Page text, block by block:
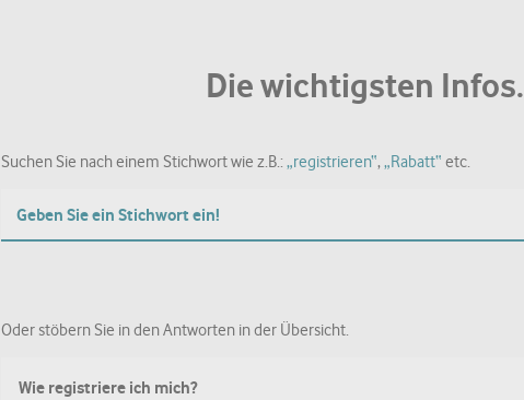
Die wichtigsten Infos.
Suchen Sie nach einem Stichwort wie z.B.: „registrieren“,„Rabatt“ etc.
Oder stöbern Sie in den Antworten in der Übersicht.
Wie registriere ich mich?